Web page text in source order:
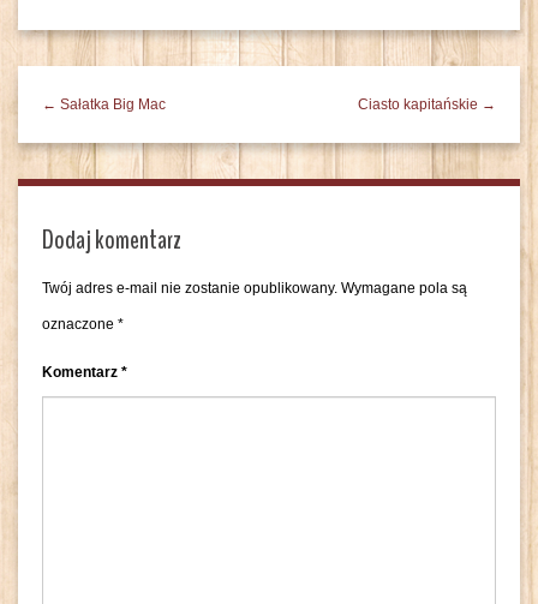
← Sałatka Big Mac Ciasto kapitańskie →
Dodaj komentarz
Twój adres e-mail nie zostanie opublikowany. Wymagane pola są
oznaczone *
Komentarz *